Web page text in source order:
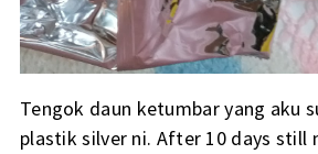
Tengok daun ketumbar yang aku
plastik silver ni. After 10 days still